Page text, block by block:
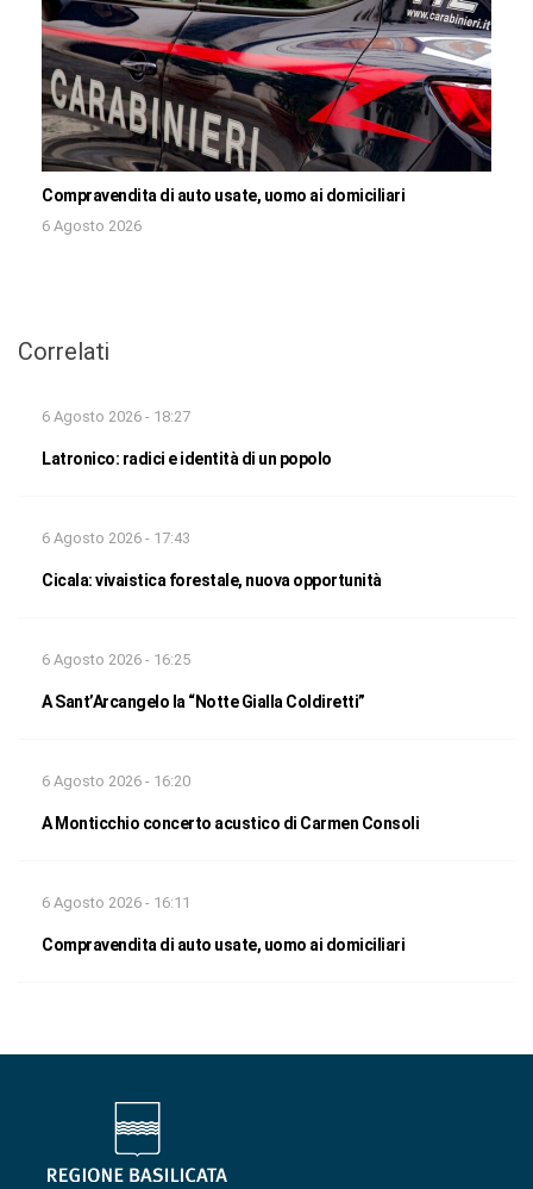
Compravendita di auto usate, uomo ai domiciliari
6 Agosto 2026
Correlati
6 Agosto 2026 - 18:27
Latronico: radici e identità di un popolo
6 Agosto 2026 - 17:43
Cicala: vivaistica forestale, nuova opportunità
6 Agosto 2026 - 16:25
A Sant’Arcangelo la “Notte Gialla Coldiretti”
6 Agosto 2026 - 16:20
A Monticchio concerto acustico di Carmen Consoli
6 Agosto 2026 - 16:11
Compravendita di auto usate, uomo ai domiciliari